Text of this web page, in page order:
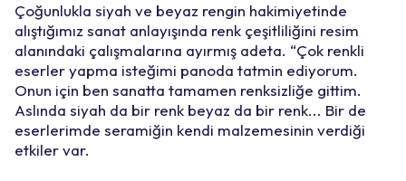
Çoğunlukla siyah ve beyaz rengin hakimiyetinde
alıştığımız sanat anlayışında renk çeşitliliğini resim
alanındaki çalışmalarına ayırmış adeta. “Çok renkli
eserler yapma isteğimi panoda tatmin ediyorum.
Onun için ben sanatta tamamen renksizliğe gittim.
Aslında siyah da bir renk beyaz da bir renk... Bir de
eserlerimde seramiğin kendi malzemesinin verdiği
etkiler var.